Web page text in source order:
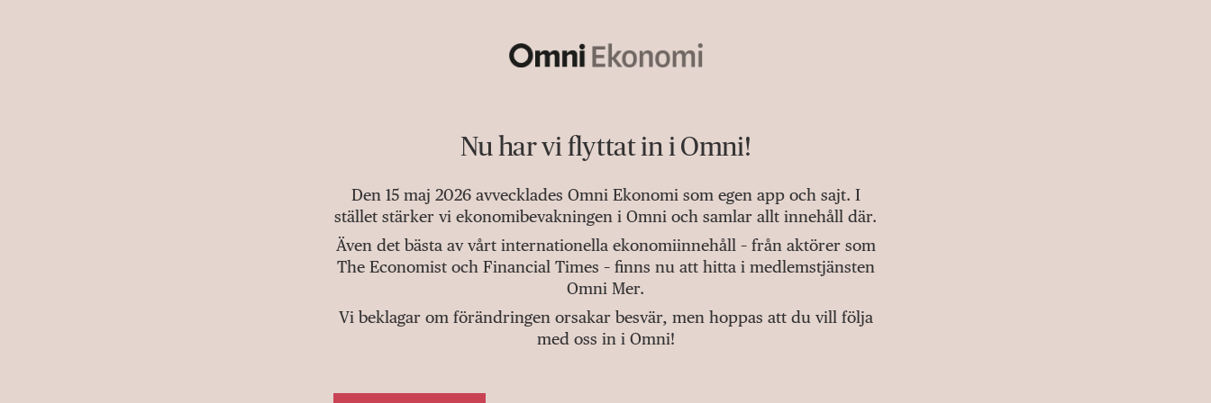
Nu har vi flyttat in i Omni!
Den 15 maj 2026 avvecklades Omni Ekonomi som egen app och sajt. I
stället stärker vi ekonomibevakningen i Omni och samlar allt innehåll där.
Även det bästa av vårt internationella ekonomiinnehåll – från aktörer som
The Economist och Financial Times – finns nu att hitta i medlemstjänsten
Omni Mer.
Vi beklagar om förändringen orsakar besvär, men hoppas att du vill följa
med oss in i Omni!